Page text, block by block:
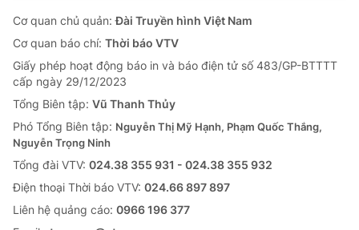
® Cấm sao chép dưới mọi hình thức nếu không có sự chấp
thuận bằng văn bản. Ghi rõ nguồn VTV.vn khi phát hành lại
thông tin từ website này.
Cơ quan chủ quản:Đài Truyền hình Việt Nam
Cơ quan báo chí: Thời báo VTV
Giấy phép hoạt động báo in và báo điện tử số 483/GP-BTTTT
cấp ngày 29/12/2023
Tổng Biên tập: Vũ Thanh Thủy
Phó Tổng Biên tập: Nguyễn Thị Mỹ Hạnh, Phạm Quốc Thắng,
Nguyễn Trọng Ninh
Tổng đài VTV: 024.38 355 931 - 024.38 355 932
Ðiện thoại Thời báo VTV: 024.66 897 897
Liên hệ quảng cáo: 0966 196 377